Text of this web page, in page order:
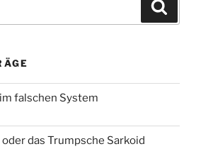
falschen System
das Trumpsche Sarkoid